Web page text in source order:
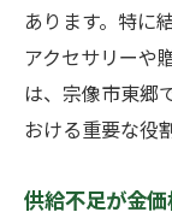
あります。特に
アクセサリーや
は、宗像市東郷
おける重要な役
供給不足が金